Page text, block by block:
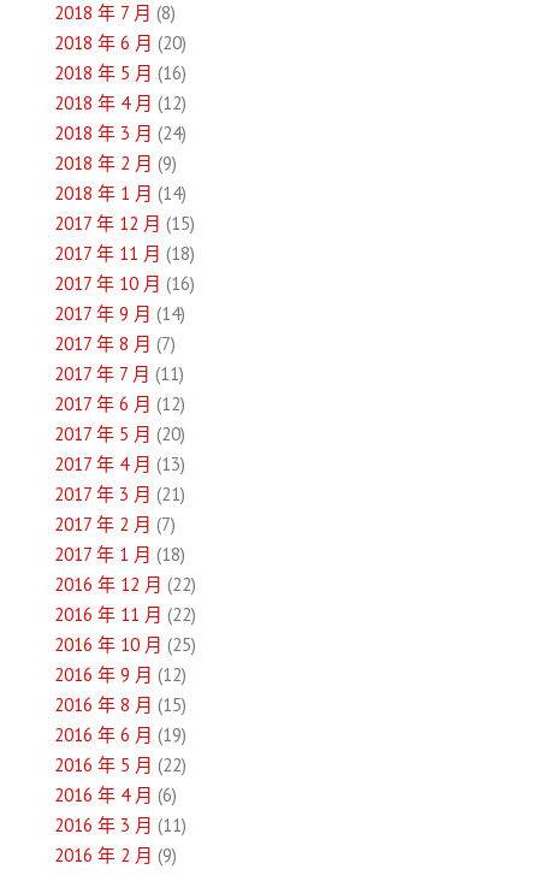
2018 年 7 月 (8)
2018 年 6 月 (20)
2018 年 5 月 (16)
2018 年 4 月 (12)
2018 年 3 月 (24)
2018 年 2 月 (9)
2018 年 1 月 (14)
2017 年 12 月 (15)
2017 年 11 月 (18)
2017 年 10 月 (16)
2017 年 9 月 (14)
2017 年 8 月 (7)
2017 年 7 月 (11)
2017 年 6 月 (12)
2017 年 5 月 (20)
2017 年 4 月 (13)
2017 年 3 月 (21)
2017 年 2 月 (7)
2017 年 1 月 (18)
2016 年 12 月 (22)
2016 年 11 月 (22)
2016 年 10 月 (25)
2016 年 9 月 (12)
2016 年 8 月 (15)
2016 年 6 月 (19)
2016 年 5 月 (22)
2016 年 4 月 (6)
2016 年 3 月 (11)
2016 年 2 月 (9)